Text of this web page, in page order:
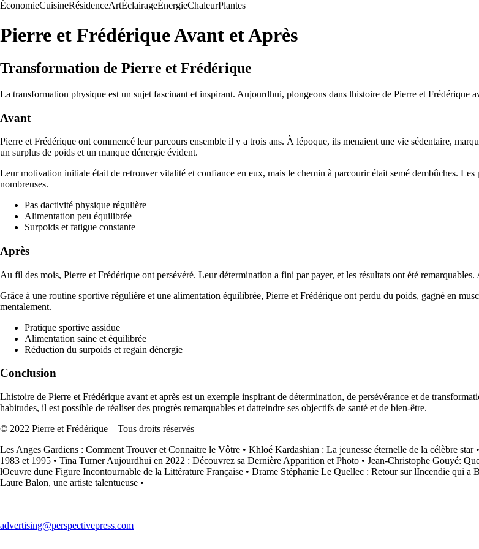
ÉconomieCuisineRésidenceArtÉclairageÉnergieChaleurPlantes
Pierre et Frédérique Avant et Après
Transformation de Pierre et Frédérique
La transformation physique est un sujet fascinant et inspirant. Aujourdhui, plongeons dans lhistoire de Pierre et Frédérique
Avant
Pierre et Frédérique ont commencé leur parcours ensemble il y a trois ans. À lépoque, ils menaient une vie sédentaire,
un surplus de poids et un manque dénergie évident.
Leur motivation initiale était de retrouver vitalité et confiance en eux, mais le chemin à parcourir était semé dembûches. Les
nombreuses.
Pas dactivité physique régulière
Alimentation peu équilibrée
Surpoids et fatigue constante
Après
Au fil des mois, Pierre et Frédérique ont persévéré. Leur détermination a fini par payer, et les résultats ont été
Grâce à une routine sportive régulière et une alimentation équilibrée, Pierre et Frédérique ont perdu du poids, gagné en
mentalement.
Pratique sportive assidue
Alimentation saine et équilibrée
Réduction du surpoids et regain dénergie
Conclusion
Lhistoire de Pierre et Frédérique avant et après est un exemple inspirant de détermination, de persévérance et de
habitudes, il est possible de réaliser des progrès remarquables et datteindre ses objectifs de santé et de bien-être.
© 2022 Pierre et Frédérique – Tous droits réservés
Les Anges Gardiens : Comment Trouver et Connaitre le Vôtre • Khloé Kardashian : La jeunesse éternelle de la célèbre star•
1983 et 1995 • Tina Turner Aujourdhui en 2022 : Découvrez sa Dernière Apparition et Photo • Jean-Christophe Gouyé:
lOeuvre dune Figure Incontournable de la Littérature Française • Drame Stéphanie Le Quellec : Retour sur lIncendie qui a
Laure Balon, une artiste talentueuse •
advertising@perspectivepress.com